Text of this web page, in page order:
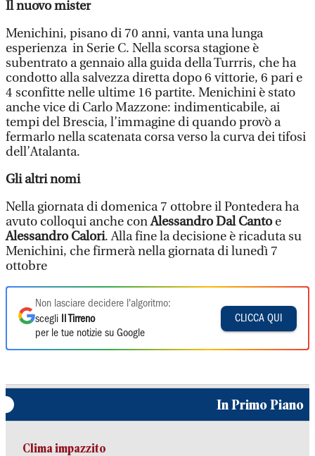
Il nuovo mister
Menichini, pisano di 70 anni, vanta una lunga
esperienza in Serie C. Nella scorsa stagione è
subentrato a gennaio alla guida della Turrris, che ha
condotto alla salvezza diretta dopo 6 vittorie, 6 pari e
4 sconfitte nelle ultime 16 partite. Menichini è stato
anche vice di Carlo Mazzone: indimenticabile, ai
tempi del Brescia, l’immagine di quando provò a
fermarlo nella scatenata corsa verso la curva dei tifosi
dell’Atalanta.
Gli altri nomi
Nella giornata di domenica 7 ottobre il Pontedera ha
avuto colloqui anche conAlessandro Dal Cantoe
Alessandro Calori. Alla fine la decisione è ricaduta su
Menichini, che firmerà nella giornata di lunedì 7
ottobre
Non lasciare decidere l'algoritmo:
scegli
Il Tirreno
per le tue notizie su Google
CLICCA QUI
In Primo Piano
Clima impazzito